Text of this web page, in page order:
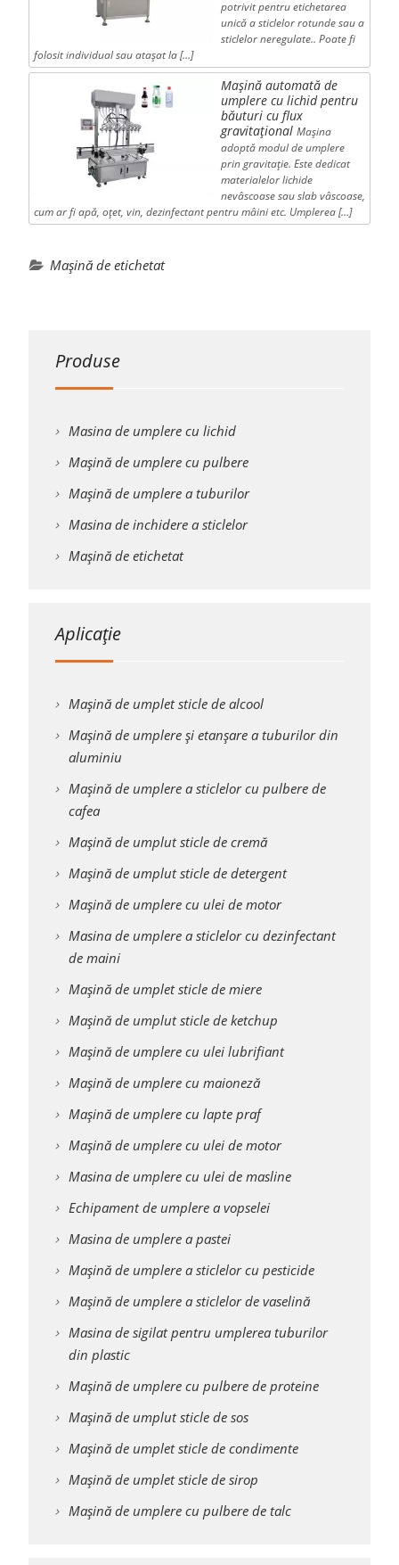
potrivit pentru etichetarea
unică a sticlelor rotunde sau a
sticlelor neregulate.. Poate fi
folosit individual sau atașat la […]
Mașină automată de
umplere cu lichid pentru
băuturi cu flux
gravitațional Mașina
adoptă modul de umplere
prin gravitație. Este dedicat
materialelor lichide
nevâscoase sau slab vâscoase,
cum ar fi apă, oțet, vin, dezinfectant pentru mâini etc. Umplerea […]
Mașină de etichetat
Produse
Masina de umplere cu lichid
Mașină de umplere cu pulbere
Mașină de umplere a tuburilor
Masina de inchidere a sticlelor
Mașină de etichetat
Aplicație
Mașină de umplet sticle de alcool
Mașină de umplere și etanșare a tuburilor din
aluminiu
Mașină de umplere a sticlelor cu pulbere de
cafea
Mașină de umplut sticle de cremă
Mașină de umplut sticle de detergent
Mașină de umplere cu ulei de motor
Masina de umplere a sticlelor cu dezinfectant
de maini
Mașină de umplet sticle de miere
Mașină de umplut sticle de ketchup
Mașină de umplere cu ulei lubrifiant
Mașină de umplere cu maioneză
Mașină de umplere cu lapte praf
Mașină de umplere cu ulei de motor
Masina de umplere cu ulei de masline
Echipament de umplere a vopselei
Masina de umplere a pastei
Mașină de umplere a sticlelor cu pesticide
Mașină de umplere a sticlelor de vaselină
Masina de sigilat pentru umplerea tuburilor
din plastic
Mașină de umplere cu pulbere de proteine
Mașină de umplut sticle de sos
Mașină de umplet sticle de condimente
Mașină de umplet sticle de sirop
Mașină de umplere cu pulbere de talc